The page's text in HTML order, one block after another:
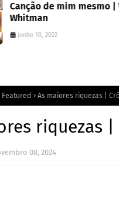
Canção de mim mesmo |
Whitman
junho 10, 2022
Featured As maiores riquezas |
riquezas
08, 2024